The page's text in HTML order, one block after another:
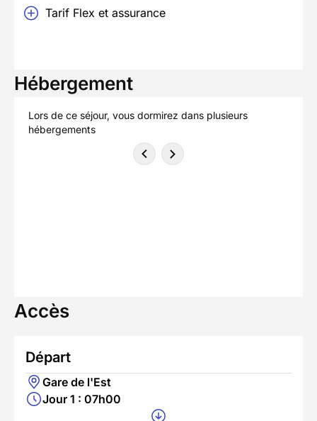
Tarif Flex et assurance
Hébergement
Lors de ce séjour, vous dormirez dans plusieurs
hébergements
Accès
Départ
Gare de l'Est
Jour 1 : 07h00